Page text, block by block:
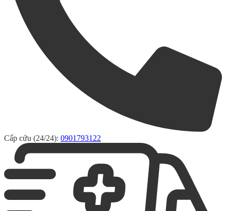
Cấp cứu (24/24): 0901793122